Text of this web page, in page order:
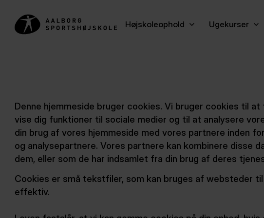
Højskoleophold Ugekurser
Denne hjemmeside bruger cookies. Vi bruger cookies til
vise dig funktioner til sociale medier og til at analysere
din brug af vores hjemmeside med vores partnere inden
og analysepartnere. Vores partnere kan kombinere disse
dem, eller som de har indsamlet fra din brug af deres
Cookies er små tekstfiler, som kan bruges af websteder
effektiv.